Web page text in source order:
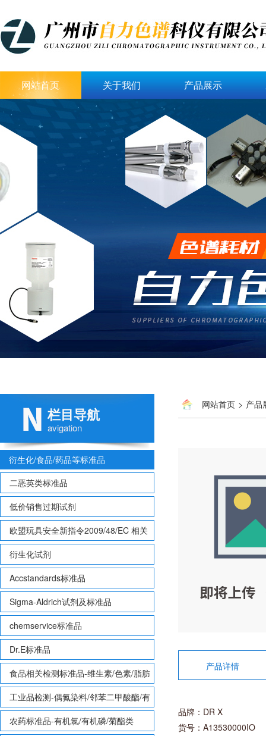
网站首页 关于我们 产品展示
栏目导航
avigation
衍生化/食品/药品等标准品
二恶英类标准品
低价销售过期试剂
欧盟玩具安全新指令2009/48/EC 相关
致敏性香味剂标准品
衍生化试剂
Accstandards标准品
Sigma-Aldrich试剂及标准品
chemservice标准品
Dr.E标准品
食品相关检测标准品-维生素/色素/脂肪
酸甲酯等
工业品检测-偶氮染料/邻苯二甲酸酯/有
机锡/多溴联苯/多溴联苯醚/多氯联苯
农药标准品-有机氯/有机磷/菊酯类
网站首页 > 产品
产品详情
品牌：DR X
货号：A13530000IO